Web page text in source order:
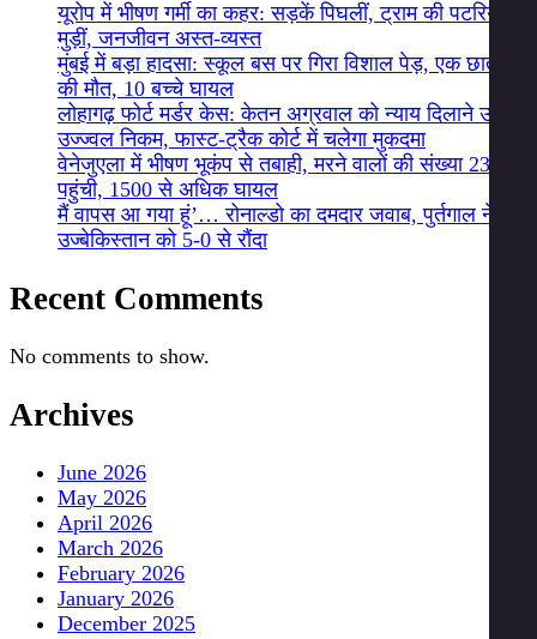
यूरोप में भीषण गर्मी का कहर: सड़कें पिघलीं, ट्राम की पटरियां
मुड़ीं, जनजीवन अस्त-व्यस्त
मुंबई में बड़ा हादसा: स्कूल बस पर गिरा विशाल पेड़, एक छात्र
की मौत, 10 बच्चे घायल
लोहागढ़ फोर्ट मर्डर केस: केतन अग्रवाल को न्याय दिलाने उतरे
उज्ज्वल निकम, फास्ट-ट्रैक कोर्ट में चलेगा मुकदमा
वेनेजुएला में भीषण भूकंप से तबाही, मरने वालों की संख्या 235
पहुंची, 1500 से अधिक घायल
मैं वापस आ गया हूं’… रोनाल्डो का दमदार जवाब, पुर्तगाल ने
उज्बेकिस्तान को 5-0 से रौंदा
Recent Comments
No comments to show.
Archives
June 2026
May 2026
April 2026
March 2026
February 2026
January 2026
December 2025